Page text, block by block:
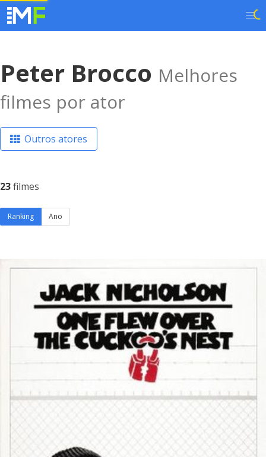
Peter Brocco Melhores
filmes por ator
Outros atores
23filmes
Ranking Ano